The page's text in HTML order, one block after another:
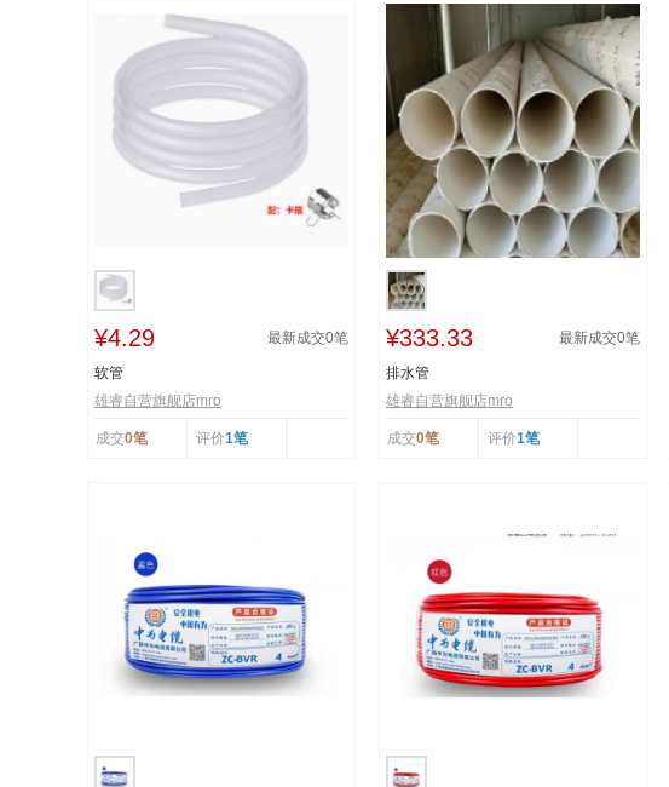
¥4.29 最新成交0笔
软管
雄睿自营旗舰店mro
成交0笔 评价1笔
¥333.33 最新成交0笔
排水管
雄睿自营旗舰店mro
成交0笔 评价1笔